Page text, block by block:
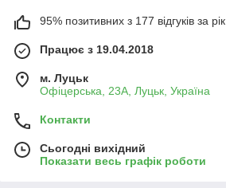
95% позитивних з 177 відгуків за рік
Працює з 19.04.2018
м. Луцьк
Офіцерська, 23А, Луцьк, Україна
Контакти
Сьогодні вихідний
Показати весь графік роботи